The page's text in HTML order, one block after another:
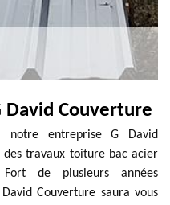
David Couverture
notre entreprise G David
des travaux toiture bac acier
de plusieurs années
Couverture saura vous